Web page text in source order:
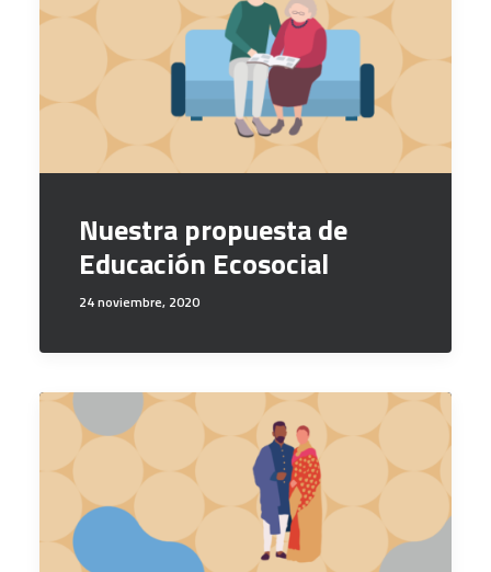
Nuestra propuesta de
Educación Ecosocial
24 noviembre, 2020